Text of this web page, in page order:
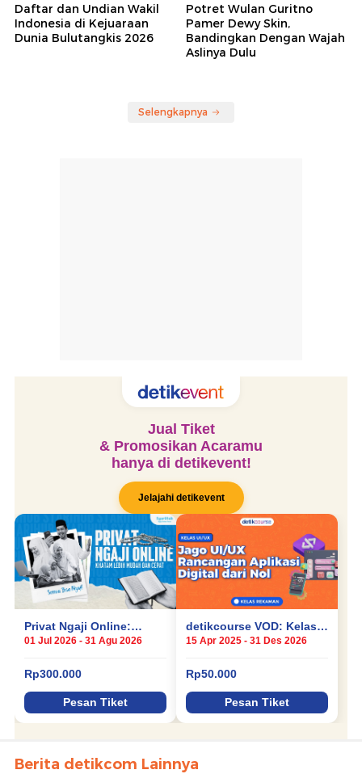
Daftar dan Undian Wakil
Indonesia di Kejuaraan
Dunia Bulutangkis 2026
Potret Wulan Guritno
Pamer Dewy Skin,
Bandingkan Dengan Wajah
Aslinya Dulu
Selengkapnya
Berita detikcom Lainnya